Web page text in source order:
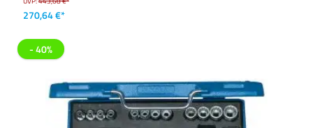
270,64 €*
- 40%